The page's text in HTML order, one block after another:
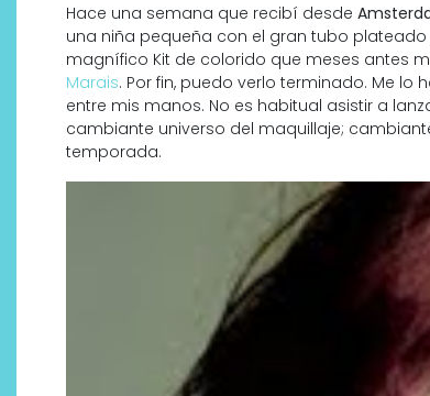
Hace una semana que recibí desde
una niña pequeña con el gran tubo
magnífico Kit de colorido que meses antes
Marais. Por fin, puedo verlo terminado. Me
entre mis manos. No es habitual asistir a
cambiante universo del maquillaje;
temporada.